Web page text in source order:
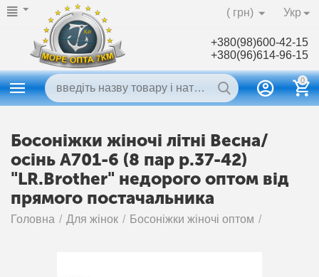
Укр
( грн)
+380(98)600-42-15
+380(96)614-96-15
0
Босоніжки жіночі літні Весна/
осінь A701-6 (8 пар р.37-42)
"LR.Brother" недорого оптом від
прямого постачальника
Головна / Для жінок / Босоніжки жіночі оптом /